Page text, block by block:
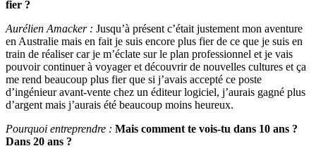
fier ?
Aurélien Amacker : Jusqu’à présent c’était justement mon aventure
en Australie mais en fait je suis encore plus fier de ce que je suis en
train de réaliser car je m’éclate sur le plan professionnel et je vais
pouvoir continuer à voyager et découvrir de nouvelles cultures et ça
me rend beaucoup plus fier que si j’avais accepté ce poste
d’ingénieur avant-vente chez un éditeur logiciel, j’aurais gagné plus
d’argent mais j’aurais été beaucoup moins heureux.
Pourquoi entreprendre : Mais comment te vois-tu dans 10 ans ?
Dans 20 ans ?